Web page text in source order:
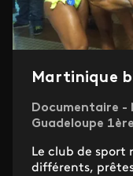
Martinique
Documentaire -
Guadeloupe 1ère
Le club de sport
différents,